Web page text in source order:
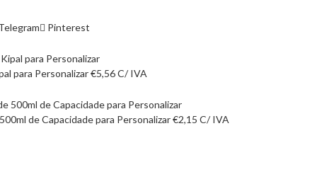
Pinterest
para Personalizar€5,56C/ IVA
de Capacidade para Personalizar€2,15 C/ IVA